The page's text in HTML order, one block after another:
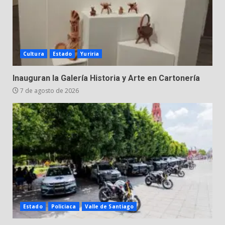
Cultura Estado Yuriria
Inauguran la Galería Historia y Arte en Cartonería
7 de agosto de 2026
Estado Policiaca Valle de Santiago